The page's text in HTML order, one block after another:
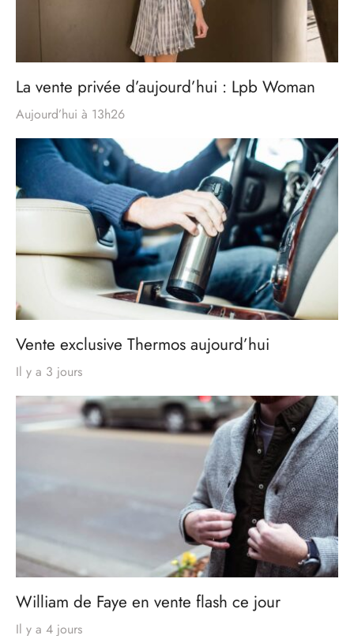
La vente privée d’aujourd’hui : Lpb Woman
Aujourd’hui à 13h26
Vente exclusive Thermos aujourd’hui
Il y a 3 jours
William de Faye en vente flash ce jour
Il y a 4 jours